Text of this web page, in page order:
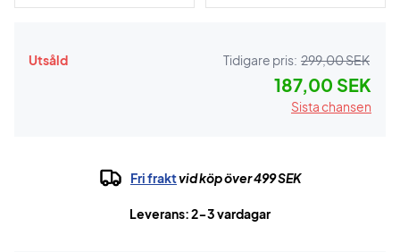
Utsåld Tidigare pris: 299,00 SEK
187,00 SEK
Sista chansen
Fri fraktvid köp över 499 SEK
Leverans: 2-3 vardagar